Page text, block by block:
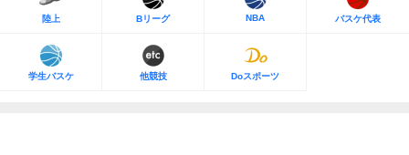
陸上 Bリーグ NBA バスケ代表
学生バスケ 他競技 Doスポーツ